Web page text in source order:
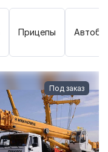
Прицепы
Под заказ